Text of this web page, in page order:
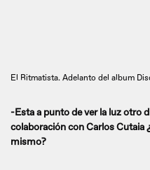
El Ritmatista. Adelanto del album
-Esta a punto de ver la luz otro
colaboración con Carlos Cutaia
mismo?